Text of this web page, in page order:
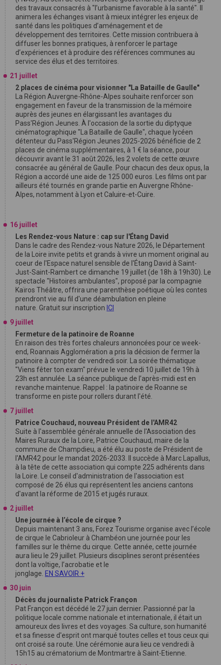
des travaux consacrés à "l’urbanisme favorable à la santé". Il
animera les échanges visant à mieux intégrer les enjeux de
santé dans les politiques d’aménagement et de
développement des territoires. Cette mission contribuera à
diffuser les bonnes pratiques, à renforcer le partage
d’expériences et à produire des références communes au
service des élus et des territoires.
21 juillet
2 places de cinéma pour visionner "La Bataille de Gaulle"
La Région Auvergne-Rhône-Alpes souhaite renforcer son
engagement en faveur de la transmission de la mémoire
auprès des jeunes en élargissant les avantages du
Pass'Région Jeunes. À l'occasion de la sortie du diptyque
cinématographique "La Bataille de Gaulle", chaque lycéen
détenteur du Pass'Région Jeunes 2025-2026 bénéficie de 2
places de cinéma supplémentaires, à 1 € la séance, pour
découvrir avant le 31 août 2026, les 2 volets de cette œuvre
consacrée au général de Gaulle. Pour chacun des deux opus, la
Région a accordé une aide de 125 000 euros. Les films ont par
ailleurs été tournés en grande partie en Auvergne Rhône-
Alpes, notamment à Lyon et Caluire-et-Cuire.
16 juillet
Les Rendez-vous Nature : cap sur l'Étang David
Dans le cadre des Rendez-vous Nature 2026, le Département
de la Loire invite petits et grands à vivre un moment original au
coeur de l'Espace naturel sensible de l'Étang David à Saint-
Just-Saint-Rambert ce dimanche 19 juillet (de 18h à 19h30). Le
spectacle "Histoires ambulantes", proposé par la compagnie
Kaïros Théâtre, offrira une parenthèse poétique où les contes
prendront vie au fil d'une déambulation en pleine
nature. Gratuit sur inscription ICI
9 juillet
Fermeture de la patinoire de Roanne
En raison des très fortes chaleurs annoncées pour ce week-
end, Roannais Agglomération a pris la décision de fermer la
patinoire à compter de vendredi soir. La soirée thématique
"Viens fêter ton exam" prévue le vendredi 10 juillet de 19h à
23h est annulée. La séance publique de l’après-midi est en
revanche maintenue. Rappel : la patinoire de Roanne se
transforme en piste pour rollers durant l'été.
7 juillet
Patrice Couchaud, nouveau Président de l'AMR42
Suite à l'assemblée générale annuelle de l'Association des
Maires Ruraux de la Loire, Patrice Couchaud, maire de la
commune de Champdieu, a été élu au poste de Président de
l'AMR42 pour le mandat 2026-2033. Il succède à Marc Lapallus,
à la tête de cette association qui compte 225 adhérents dans
la Loire. Le conseil d'administration de l'association est
composé de 26 élus qui représentent les anciens cantons
d'avant la réforme de 2015 et jugés ruraux.
2 juillet
Une journée à l’école de cirque ?
Depuis maintenant 3 ans, Forez Tourisme organise avec l’école
de cirque le Cabrioleur à Chambéon une journée pour les
familles sur le thême du cirque. Cette année, cette journée
aura lieu le 29 juillet. Plusieurs disciplines seront présentées
dont la voltige, l’acrobatie et le
jonglage. EN SAVOIR +
30 juin
Décès du journaliste Patrick Françon
Pat Françon est décédé le 27 juin dernier. Passionné par la
politique locale comme nationale et internationale, il était un
amoureux des livres et des voyages. Sa culture, son humanité
et sa finesse d'esprit ont marqué toutes celles et tous ceux qui
ont croisé sa route. Une cérémonie aura lieu ce vendredi à
15h15 au crématorium de Montmartre à Saint-Etienne.